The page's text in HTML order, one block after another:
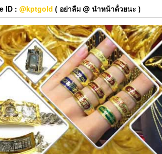
ID : @kptgold ( อย่าลืม @ นำหน้าด้่วยนะ )